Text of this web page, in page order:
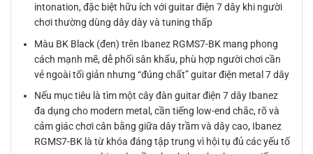
intonation, đặc biệt hữu ích với guitar điện 7 dây khi người
chơi thường dùng dây dày và tuning thấp
Màu BK Black (đen) trên Ibanez RGMS7-BK mang phong
cách mạnh mẽ, dễ phối sân khấu, phù hợp người chơi cần
vẻ ngoài tối giản nhưng “đúng chất” guitar điện metal 7 dây
Nếu mục tiêu là tìm một cây đàn guitar điện 7 dây Ibanez
đa dụng cho modern metal, cần tiếng low-end chắc, rõ và
cảm giác chơi cân bằng giữa dây trầm và dây cao, Ibanez
RGMS7-BK là từ khóa đáng tập trung vì hội tụ đủ các yếu tố